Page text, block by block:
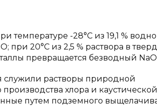
температуре -28°C из 19,1 %
O; при 20°C из 2,5 % раствора в
превращается безводный
служили растворы природной
хлора и
путем подземного